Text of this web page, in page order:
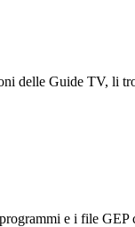
delle Guide TV, li
e i file GEP